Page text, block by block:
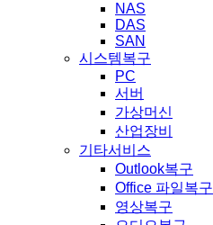
NAS
DAS
SAN
시스템복구
PC
서버
가상머신
산업장비
기타서비스
Outlook복구
Office 파일복구
영상복구